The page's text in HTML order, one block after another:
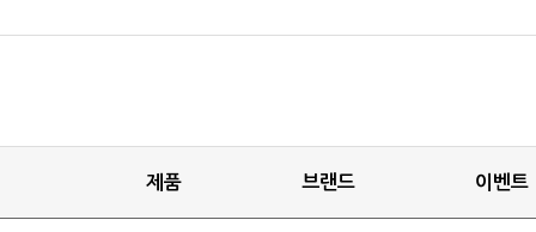
제품 브랜드 이벤트